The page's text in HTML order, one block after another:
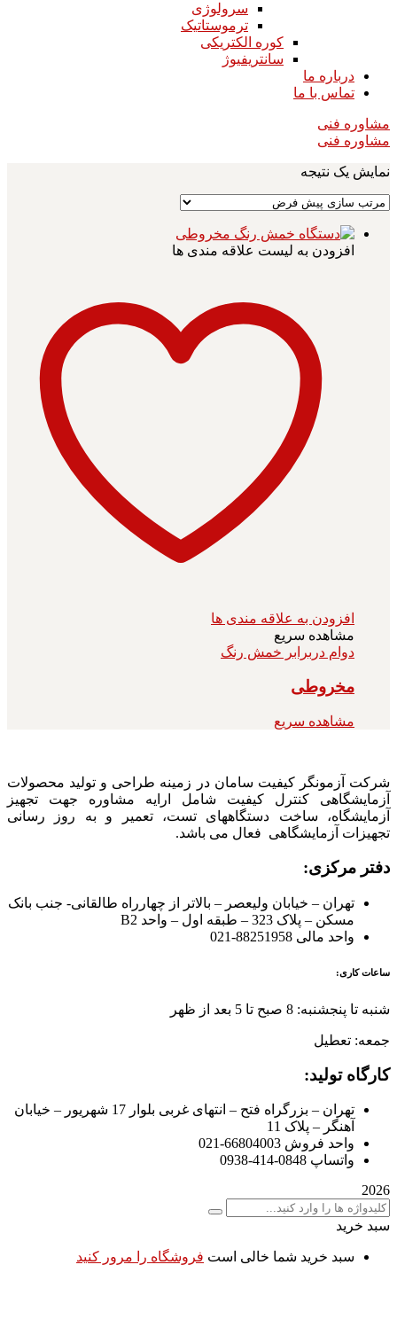
سرولوژی
ترموستاتیک
کوره الکتریکی
سانتریفیوژ
درباره ما
تماس با ما
مشاوره فنی
مشاوره فنی
نمایش یک نتیجه
افزودن به لیست علاقه مندی ها
افزودن به علاقه مندی ها
مشاهده سریع
دوام دربرابر خمش رنگ
مخروطی
مشاهده سریع
شرکت آزمونگر کیفیت سامان در زمینه طراحی و تولید محصولات
آزمایشگاهی کنترل کیفیت شامل ارایه مشاوره جهت تجهیز
آزمایشگاه، ساخت دستگاههای تست، تعمیر و به روز رسانی
تجهیزات آزمایشگاهی فعال می باشد.
دفتر مرکزی:
تهران – خیابان ولیعصر – بالاتر از چهارراه طالقانی- جنب بانک
مسکن – پلاک 323 – طبقه اول – واحد B2
واحد مالی 88251958-021
ساعات کاری:
شنبه تا پنجشنبه: 8 صبح تا 5 بعد از ظهر
جمعه: تعطیل
کارگاه تولید:
تهران – بزرگراه فتح – انتهای غربی بلوار 17 شهریور – خیابان
آهنگر – پلاک 11
واحد فروش 66804003-021
واتساپ 0848-414-0938
2026
سبد خرید
سبد خرید شما خالی است فروشگاه را مرور کنید